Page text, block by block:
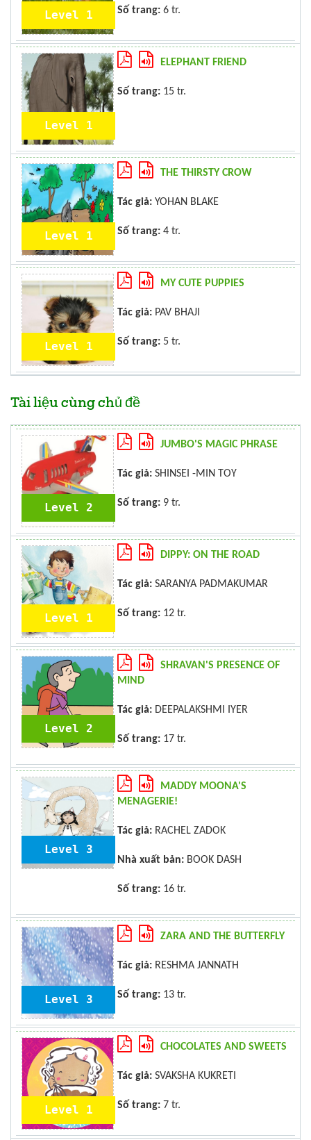
Level 1 Số trang: 6 tr.
Level 1
ELEPHANT FRIEND
Số trang: 15 tr.
Level 1
THE THIRSTY CROW
Tác giả: YOHAN BLAKE
Số trang: 4 tr.
Level 1
MY CUTE PUPPIES
Tác giả: PAV BHAJI
Số trang: 5 tr.
Tài liệu cùng chủ đề
Level 2
JUMBO'S MAGIC PHRASE
Tác giả: SHINSEI -MIN TOY
Số trang: 9 tr.
Level 1
DIPPY: ON THE ROAD
Tác giả: SARANYA PADMAKUMAR
Số trang: 12 tr.
Level 2
SHRAVAN'S PRESENCE OF
MIND
Tác giả: DEEPALAKSHMI IYER
Số trang: 17 tr.
Level 3
MADDY MOONA'S
MENAGERIE!
Tác giả: RACHEL ZADOK
Nhà xuất bản: BOOK DASH
Số trang: 16 tr.
Level 3
ZARA AND THE BUTTERFLY
Tác giả: RESHMA JANNATH
Số trang: 13 tr.
Level 1
CHOCOLATES AND SWEETS
Tác giả: SVAKSHA KUKRETI
Số trang: 7 tr.